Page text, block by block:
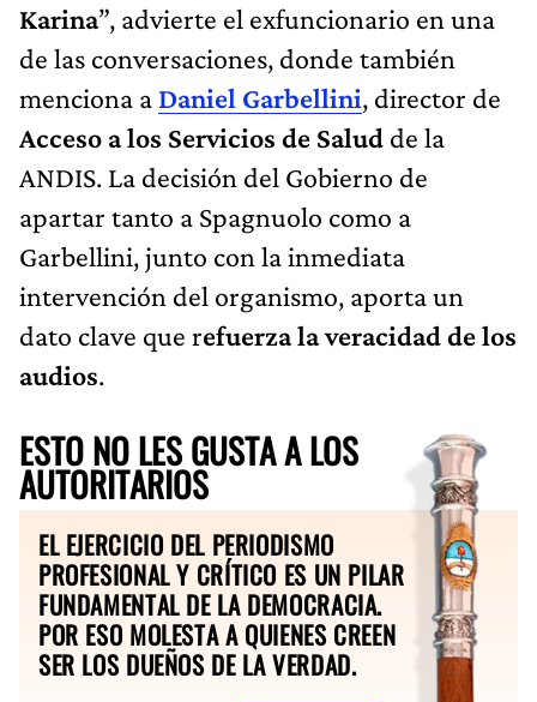
Karina”, advierte el exfuncionario en una
de las conversaciones, donde también
menciona a Daniel Garbellini, director de
Acceso a los Servicios de Salud de la
ANDIS. La decisión del Gobierno de
apartar tanto a Spagnuolo como a
Garbellini, junto con la inmediata
intervención del organismo, aporta un
dato clave que refuerza la veracidad de los
audios.
ESTO NO LES GUSTA A LOS
AUTORITARIOS
EL EJERCICIO DEL PERIODISMO
PROFESIONAL Y CRÍTICO ES UN PILAR
FUNDAMENTAL DE LA DEMOCRACIA.
POR ESO MOLESTA A QUIENES CREEN
SER LOS DUEÑOS DE LA VERDAD.